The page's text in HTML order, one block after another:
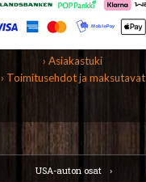
› Asiakastuki
› Toimitusehdot ja maksutavat
USA-auton osat